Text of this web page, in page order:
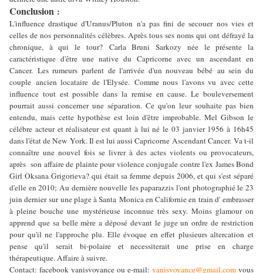
Conclusion :
L'influence drastique d'Uranus/Pluton n'a pas fini de secouer nos vies et
celles de nos personnalités célèbres. Après tous ses noms qui ont défrayé la
chronique, à qui le tour?
Carla Bruni Sarkozy née le présente la
caractéristique d'être une native du Capricorne avec un ascendant en
Cancer. Les rumeurs parlent de l'arrivée d'un nouveau bébé au sein du
couple ancien locataire de l'Elysée. Comme nous l'avons vu avec cette
influence tout est possible dans la remise en cause. Le bouleversement
pourrait aussi concerner une séparation. Ce qu'on leur souhaite pas bien
entendu, mais cette hypothèse est loin d'être improbable. Mel Gibson le
célébre acteur et réalisateur est quant à lui né le 03 janvier 1956 à 16h45
dans l'état de New York. Il est lui aussi Capricorne Ascendant Cancer. Va t-il
connaître une nouvel fois se livrer à des actes violents ou provocateurs,
après son affaire de plainte pour violence conjugale contre l'ex James Bond
Girl Oksana Grigorieva? qui était sa femme depuis 2006, et qui s'est séparé
d'elle en 2010; Au dernière nouvelle les paparazzis l'ont photographié le 23
juin dernier sur une plage à Santa Monica en Californie en train d' embrasser
à pleine bouche une mystérieuse inconnue très sexy. Moins glamour on
apprend que sa belle mère a déposé devant le juge un ordre de restriction
pour qu'il ne l'approche plu. Elle évoque en effet plusieurs altercation et
pense qu'il serait bi-polaire et necessiterait une prise en charge
thérapeutique. Affaire à suivre.
Contact: facebook yanisvoyance ou e-mail: yanisvoyance@gmail.com vous